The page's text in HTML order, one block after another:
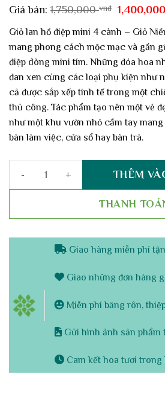
Giá bán: 1,750,000vnđ
Giá
là:
Giỏ lan hồ điệp mini 4 cành – Giỏ
mang phong cách mộc mạc và gần
điệp dòng mini tím. Những đóa hoa
đan xen cùng các loại phụ kiện như
cả được sắp xếp tinh tế trong một
thủ công. Tác phẩm tạo nên một vẻ
như một khu vườn nhỏ cầm tay
bàn làm việc, cửa sổ hay bàn trà.
Giỏ lan hồ điệp mini 4 cành - Giỏ
THÊM
THANH
Giao hàng miễn phí
Giao những đơn hàng
Miễn phí băng rôn,
Gửi hình ảnh sản
Cam kết hoa tươi trong